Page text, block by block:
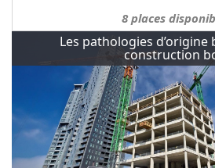
8places
Les pathologies d’origine
construction